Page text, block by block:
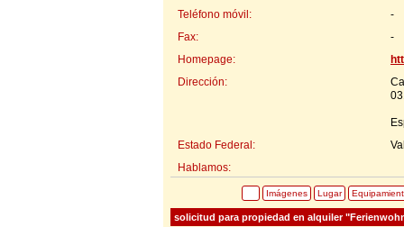
Teléfono móvil:
-
Fax:
-
Homepage:
Dirección:
Estado Federal:
Hablamos:
Imágenes Lugar
solicitud para propiedad en alquiler